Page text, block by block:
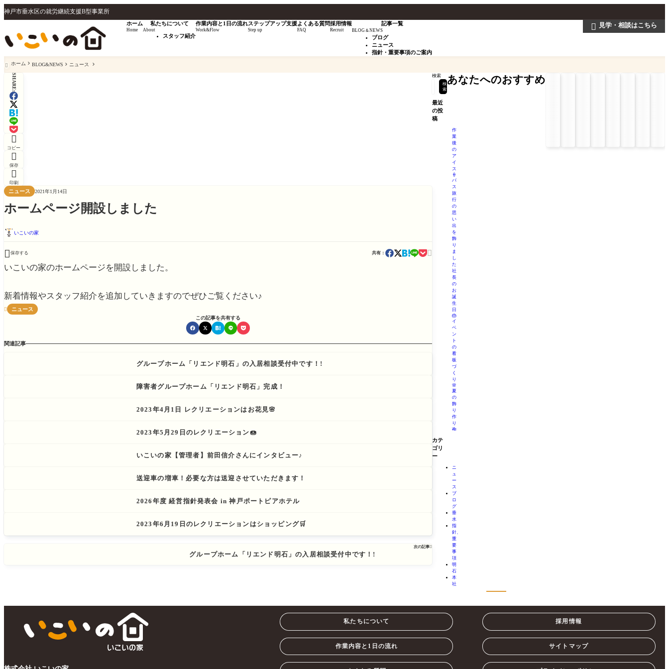
神戸市垂水区の就労継続支援B型事業所
ホーム
Home
私たちについて
About
スタッフ紹介
作業内容と1日の流れ
Work&Flow
ステップアップ支援
Step up
よくある質問
FAQ
採用情報
Recruit
記事一覧
BLOG＆NEWS
ブログ
ニュース
指針・重要事項のご案内
 見学・相談はこちら
 ホーム BLOG&NEWS ニュース
SHARE:

コピー

保存

印刷
ニュース 2021年1月14日
ホームページ開設しました
いこいの家
 保存する 共有：

いこいの家のホームページを開設しました。
新着情報やスタッフ紹介を追加していきますのでぜひご覧ください♪
 ニュース
この記事を共有する
関連記事
グループホーム「リエンド明石」の入居相談受付中です！!
障害者グループホーム「リエンド明石」完成！
2023年4月1日 レクリエーションはお花見🌸
2023年5月29日のレクリエーション🍩
いこいの家【管理者】前田信介さんにインタビュー♪
送迎車の増車！必要な方は送迎させていただきます！
2026年度 経営指針発表会 in 神戸ポートピアホテル
2023年6月19日のレクリエーションはショッピング🛒
次の記事
グループホーム「リエンド明石」の入居相談受付中です！!
検索
検
索
最近
の投
稿
作
業
後
の
ア
イ
ス
🍦
バ
ス
旅
行
の
思
い
出
を
飾
り
ま
し
た
社
長
の
お
誕
生
日
🎂
イ
ベ
ン
ト
の
看
板
づ
く
り
🌸
夏
の
飾
り
作
り
🎋
カテ
ゴリ
ー
ニ
ュ
ー
ス
ブ
ロ
グ
垂
水
指
針、
重
要
事
項
明
石
本
社
あなたへのおすすめ
私たちについて
作業内容と1日の流れ
採用情報
サイトマップ